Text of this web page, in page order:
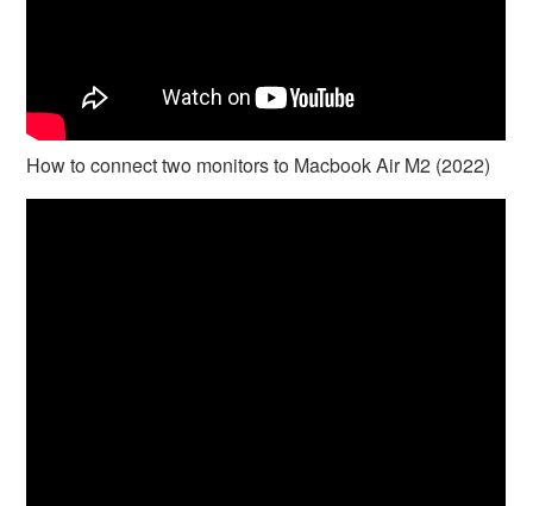
How to connect two monitors to Macbook Air M2 (2022)